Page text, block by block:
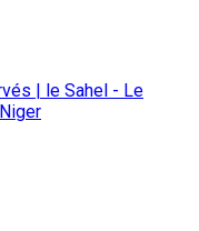
| le Sahel - Le